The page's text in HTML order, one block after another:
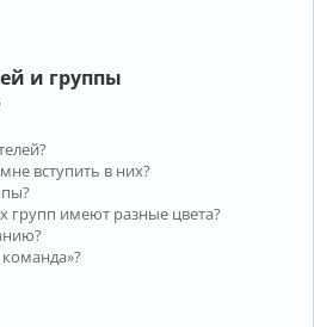
и группы
вступить в них?
групп имеют разные цвета?